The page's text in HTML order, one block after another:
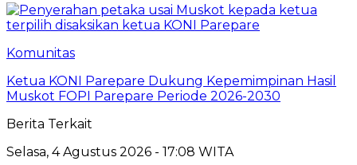
Komunitas
Ketua KONI Parepare Dukung Kepemimpinan Hasil
Muskot FOPI Parepare Periode 2026-2030
Berita Terkait
Selasa, 4 Agustus 2026 - 17:08 WITA